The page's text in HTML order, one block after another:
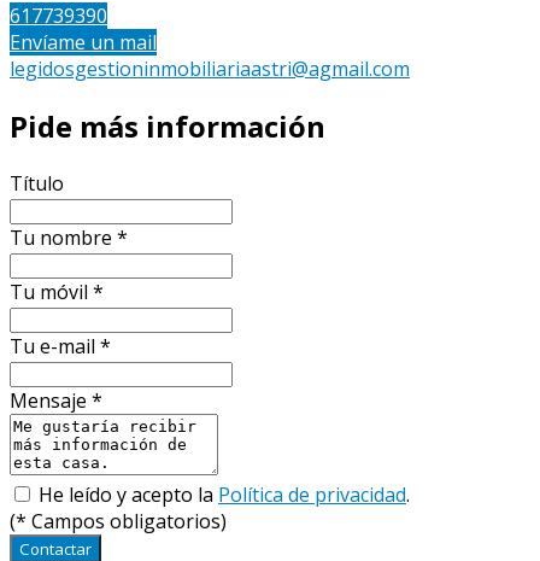
617739390
Envíame un mail
legidosgestioninmobiliariaastri@agmail.com
Pide más información
Título
Tu nombre *
Tu móvil *
Tu e-mail *
Mensaje *
He leído y acepto la Política de privacidad.
(* Campos obligatorios)
Contactar